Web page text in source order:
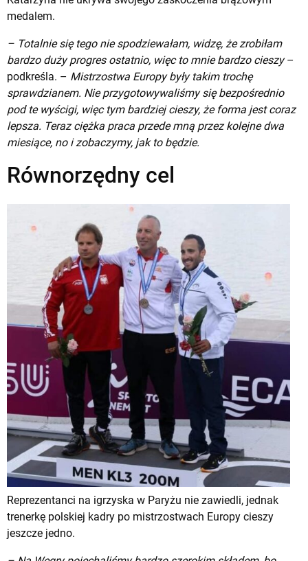
medalem.
– Totalnie się tego nie spodziewałam, widzę, że zrobiłam
bardzo duży progres ostatnio, więc to mnie bardzo cieszy–
podkreśla. – Mistrzostwa Europy były takim trochę
sprawdzianem. Nie przygotowywaliśmy się bezpośrednio
pod te wyścigi, więc tym bardziej cieszy, że forma jest coraz
lepsza. Teraz ciężka praca przede mną przez kolejne dwa
miesiące, no i zobaczymy, jak to będzie.
Równorzędny cel
Reprezentanci na igrzyska w Paryżu nie zawiedli, jednak
trenerkę polskiej kadry po mistrzostwach Europy cieszy
jeszcze jedno.